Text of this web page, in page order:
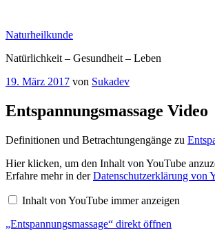
springen
Naturheilkunde
Natürlichkeit – Gesundheit – Leben
Veröffentlicht
19. März 2017 von Sukadev
Entspannungsmassage Video
Definitionen und Betrachtungengänge zu
„Entspannungsmassage“
von
YouTube
Hier klicken, um den Inhalt von YouTube
Erfahre mehr in derDatenschutzerklärung von
Inhalt von YouTube immer anzeigen
„Entspannungsmassage“ direkt öffnen